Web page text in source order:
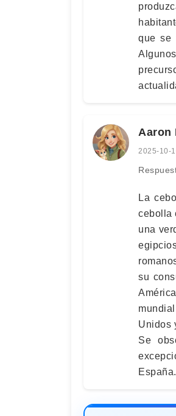
que se
Aaron
2025-10-
La
cebolla
una
su
Unidos
Se
España.